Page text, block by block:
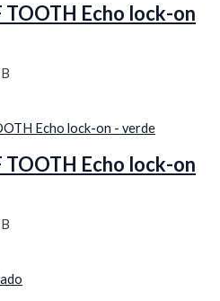
TOOTH Echo lock-on
TOOTH Echo lock-on